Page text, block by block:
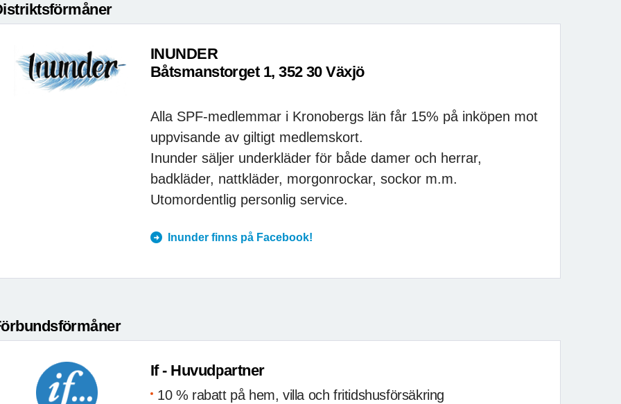
INUNDER
Båtsmanstorget 1, 352 30 Växjö
Alla SPF-medlemmar i Kronobergs län får 15% på inköpen mot
uppvisande av giltigt medlemskort.
Inunder säljer underkläder för både damer och herrar,
badkläder, nattkläder, morgonrockar, sockor m.m.
Utomordentlig personlig service.
Inunder finns på Facebook!
If - Huvudpartner
10 % rabatt på hem, villa och fritidshusförsäkring